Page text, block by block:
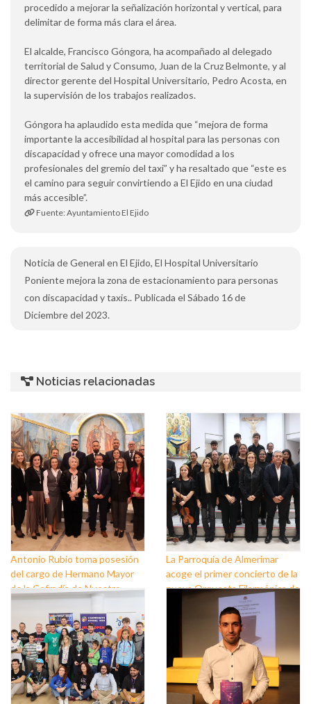
procedido a mejorar la señalización horizontal y vertical, para
delimitar de forma más clara el área.
El alcalde, Francisco Góngora, ha acompañado al delegado
territorial de Salud y Consumo, Juan de la Cruz Belmonte, y al
director gerente del Hospital Universitario, Pedro Acosta, en
la supervisión de los trabajos realizados.
Góngora ha aplaudido esta medida que “mejora de forma
importante la accesibilidad al hospital para las personas con
discapacidad y ofrece una mayor comodidad a los
profesionales del gremio del taxi” y ha resaltado que “este es
el camino para seguir convirtiendo a El Ejido en una ciudad
más accesible”.
Fuente: Ayuntamiento El Ejido
Noticia de General en El Ejido, El Hospital Universitario
Poniente mejora la zona de estacionamiento para personas
con discapacidad y taxis.. Publicada el Sábado 16 de
Diciembre del 2023.
Noticias relacionadas
Antonio Rubio toma posesión
del cargo de Hermano Mayor
de la Cofradía de Nuestro
Padre Jesús Nazareno y
Nuestra Señora de los Dolores
de Balerma
La Parroquia de Almerimar
acoge el primer concierto de la
nueva Orquesta Filarmónica de